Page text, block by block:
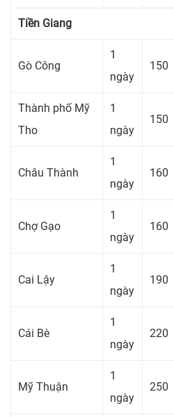
Tiền Giang
Gò Công
1
ngày
150
Thành phố Mỹ
Tho
1
ngày
150
Châu Thành
1
ngày
160
Chợ Gạo
1
ngày
160
Cai Lậy
1
ngày
190
Cái Bè
1
ngày
220
Mỹ Thuận
1
ngày
250